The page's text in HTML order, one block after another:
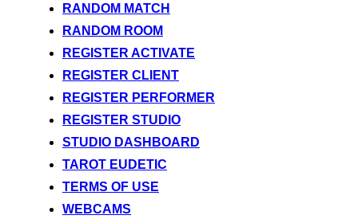
RANDOM MATCH
RANDOM ROOM
REGISTER ACTIVATE
REGISTER CLIENT
REGISTER PERFORMER
REGISTER STUDIO
STUDIO DASHBOARD
TAROT EUDETIC
TERMS OF USE
WEBCAMS